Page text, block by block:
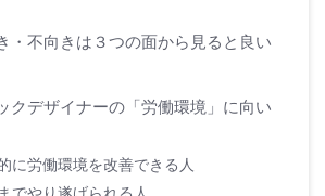
・不向きは３つの面から見ると良い
クデザイナーの「労働環境」に向い
に労働環境を改善できる人